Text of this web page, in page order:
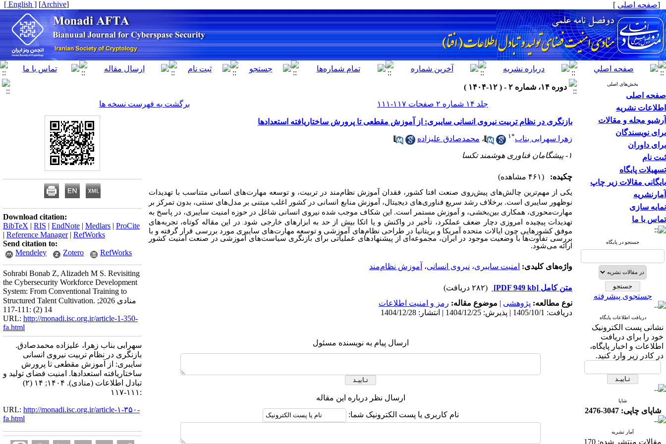
[صفحه اصلی ]
[
Archive
]
[ English ]
بخش‌های اصلی
صفحه اصلی
اطلاعات نشریه
آرشیو مجله و مقالات
برای نویسندگان
برای داوران
ثبت نام
تسهیلات پایگاه
بایگانی مقالات زیر چاپ
آمارنشریه
نمایه سازی
تماس با ما
جستجو در پایگاه
جستجوی پیشرفته
دریافت اطلاعات پایگاه
نشانی پست الکترونیک
خود را برای دریافت
اطلاعات و اخبار پایگاه،
در کادر زیر وارد کنید.
شاپا
شاپای چاپی: 3047-2476
آمار نشریه
مقالات منتشر شده: 170
دوره ۱۴، شماره ۲ - ( ۱۲-۱۴۰۴ )
جلد ۱۴ شماره ۲ صفحات ۱۱۷-۱۱۱
برگشت به فهرست نسخه ها
بازنگری در نظام تربیت نیروی انسانی سایبری: از آموزش مقطعی تا پرورش ساختاریافته استعدادها
زهرا سهرابی بناب*۱ ، محمدصادق علیزاده
۱- پیشگامان فناوری هوشمند تکسا
چکیده: (۴۶۱ مشاهده)
یکی از مهم‌ترین چالش‌های پیش‌روی صنعت افتا کشور، فقدان آموزش نظام‌مند در تربیت، و توسعه مهارت‌های انسانی متناسب با تهدیدات
نوظهور سایبری است. برخلاف رشد سریع فناوری‌های دیجیتال، آموزش منابع انسانی در کشور اغلب مبتنی بر مدل‌های سنتی، بدون تمرکز بر
مهارت‌محوری، همکاری بین‌بخشی، و آموزش مستمر است. این شکاف موجب شده نیروی انسانی شاغل در حوزه امنیت سایبری، در پاسخ به
تهدیدات پیچیده امروزی دچار ضعف عملکرد، تأخیر در واکنش و یا اتکا بیش از حد به ابزارهای خارجی شود. در این مقاله کوتاه، تجربه‌های
موفق کشورهایی چون ایالات متحده آمریکا و بریتانیا در طراحی نظام‌های آموزشی و توسعه مهارت‌های سایبری مورد بررسی قرار گرفته و با
بررسی تفاوت‌ها با وضعیت موجود در ایران، مجموعه‌ای از پیشنهادهای عملیاتی برای بازنگری سیاست‌های آموزشی در صنعت امنیت کشور
ارائه می‌شود.
واژه‌های کلیدی: امنیت سایبری، نیروی انسانی، آموزش نظام‌مند
متن کامل [PDF 949 kb]
(۲۸۲ دریافت)
نوع مطالعه: پژوهشی | موضوع مقاله: رمز و امنیت اطلاعات
دریافت: 1405/10/1 | پذیرش: 1404/12/25 | انتشار: 1404/12/28
ارسال پیام به نویسنده مسئول
ارسال نظر درباره این مقاله
نام کاربری یا پست الکترونیک شما:
Download citation:
BibTeX | RIS | EndNote | Medlars | ProCite
| Reference Manager| RefWorks
Send citation to:
Mendeley
Zotero RefWorks
Sohrabi Bonab Z, Alizadeh M S. Revisiting
the Cybersecurity Workforce Development
System: From Conventional Training to
Structured Talent Cultivation. منادی 2026;
14 (2) :111-117
URL: http://monadi.isc.org.ir/article-1-350-
fa.html
سهرابی بناب زهرا، علیزاده محمدصادق.
بازنگری در نظام تربیت نیروی انسانی
سایبری: از آموزش مقطعی تا پرورش
ساختاریافته استعدادها. امنیت فضای تولید و
تبادل اطلاعات (منادی). ۱۴۰۴; ۱۴ (۲)
:۱۱۱-۱۱۷
URL: http://monadi.isc.org.ir/article-۱-۳۵۰-
fa.html